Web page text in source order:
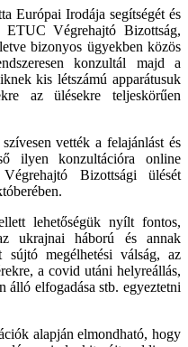
Európai Irodája segítségét és
Végrehajtó Bizottság,
bizonyos ügyekben közös
konzultál majd a
kis létszámú apparátusuk
az ülésekre teljeskörűen
vették a felajánlást és
ilyen konzultációra online
Bizottsági ülését
lehetőségük nyílt fontos,
ukrajnai háború és annak
sújtó megélhetési válság, az
a covid utáni helyreállás,
elfogadása stb. egyeztetni
alapján elmondható, hogy